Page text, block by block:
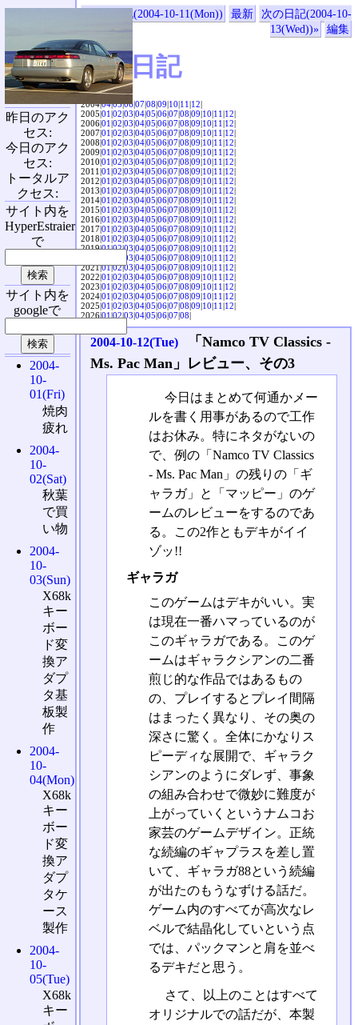
«前の日記(2004-10-11(Mon)) 最新
次の日記(2004-10-
13(Wed))»
編集
SVX日記
2004|04|05|06|07|08|09|10|11|12|
2005|01|02|03|04|05|06|07|08|09|10|11|12|
2006|01|02|03|04|05|06|07|08|09|10|11|12|
2007|01|02|03|04|05|06|07|08|09|10|11|12|
2008|01|02|03|04|05|06|07|08|09|10|11|12|
2009|01|02|03|04|05|06|07|08|09|10|11|12|
2010|01|02|03|04|05|06|07|08|09|10|11|12|
2011|01|02|03|04|05|06|07|08|09|10|11|12|
2012|01|02|03|04|05|06|07|08|09|10|11|12|
2013|01|02|03|04|05|06|07|08|09|10|11|12|
2014|01|02|03|04|05|06|07|08|09|10|11|12|
2015|01|02|03|04|05|06|07|08|09|10|11|12|
2016|01|02|03|04|05|06|07|08|09|10|11|12|
2017|01|02|03|04|05|06|07|08|09|10|11|12|
2018|01|02|03|04|05|06|07|08|09|10|11|12|
2019|01|02|03|04|05|06|07|08|09|10|11|12|
03|04|05|06|07|08|09|10|11|12|
2021|01|02|03|04|05|06|07|08|09|10|11|12|
2022|01|02|03|04|05|06|07|08|09|10|11|12|
2023|01|02|03|04|05|06|07|08|09|10|11|12|
2024|01|02|03|04|05|06|07|08|09|10|11|12|
2025|01|02|03|04|05|06|07|08|09|10|11|12|
2026|01|02|03|04|05|06|07|08|
2004-10-12(Tue)
「Namco TV Classics -
Ms. Pac Man」レビュー、その3
今日はまとめて何通かメー
ルを書く用事があるので工作
はお休み。特にネタがないの
で、例の「Namco TV Classics
- Ms. Pac Man」の残りの「ギ
ャラガ」と「マッピー」のゲ
ームのレビューをするのであ
る。この2作ともデキがイイ
ゾッ!!
ギャラガ
このゲームはデキがいい。実
は現在一番ハマっているのが
このギャラガである。このゲ
ームはギャラクシアンの二番
煎じ的な作品ではあるもの
の、プレイするとプレイ間隔
はまったく異なり、その奥の
深さに驚く。全体にかなりス
ピーディな展開で、ギャラク
シアンのようにダレず、事象
の組み合わせで微妙に難度が
上がっていくというナムコお
家芸のゲームデザイン。正統
な続編のギャプラスを差し置
いて、ギャラガ88という続編
が出たのもうなずける話だ。
ゲーム内のすべてが高次なレ
ベルで結晶化していという点
では、パックマンと肩を並べ
るデキだと思う。
さて、以上のことはすべて
オリジナルでの話だが、本製
昨日のアク
セス:
今日のアク
セス:
トータルア
クセス:
サイト内を
HyperEstraier
で
サイト内を
googleで
2004-
10-
01(Fri)
焼肉
疲れ
2004-
10-
02(Sat)
秋葉
で買
い物
2004-
10-
03(Sun)
X68k
キー
ボー
ド変
換ア
ダプ
タ基
板製
作
2004-
10-
04(Mon)
X68k
キー
ボー
ド変
換ア
ダプ
タケ
ース
製作
2004-
10-
05(Tue)
X68k
キー